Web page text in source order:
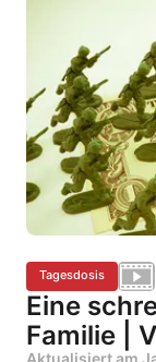
Tagesdosis
Eine
Familie |
Aktualisiert am